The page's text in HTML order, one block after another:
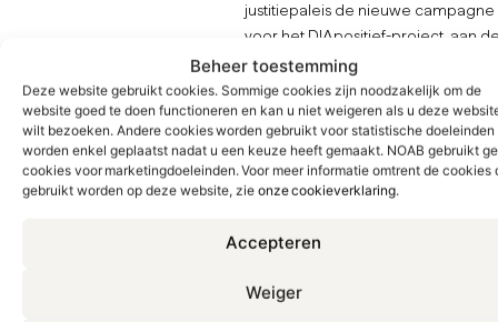
Beheer toestemming
Deze website gebruikt cookies. Sommige cookies zijn noodzakelijk om de
website goed te doen functioneren en kan u niet weigeren als u deze
wilt bezoeken. Andere cookies worden gebruikt voor statistische doeleinden
worden enkel geplaatst nadat u een keuze heeft gemaakt. NOAB gebruikt
cookies voor marketingdoeleinden. Voor meer informatie omtrent de cookies
gebruikt worden op deze website, zie onze cookieverklaring.
Accepteren
Weiger
justitiepaleis de nieuwe campagne
voor het DIApositief-project, aan
pers voorgesteld. Met dit project
onze balie meer jongeren met een
migratieachtergrond aansporen
rechten te studeren en een
de advocatuur te ambiëren.
Benjamin Dalle, in een vroeger
Vlaams minister van Brussel, Jeugd,
Media en Armoedebestrijding
op het laatste momentje verstek